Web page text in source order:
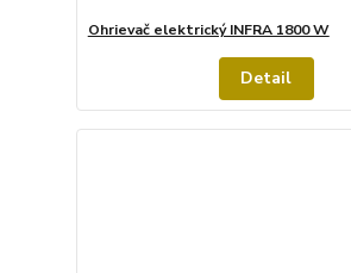
Ohrievač elektrický INFRA 1800 W
Detail